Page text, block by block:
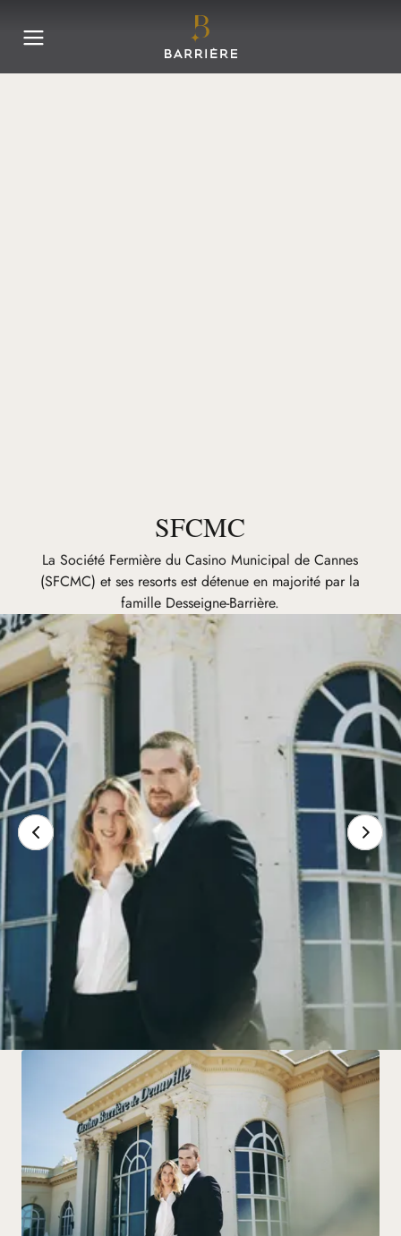
SFCMC
La Société Fermière du Casino Municipal de Cannes
(SFCMC) et ses resorts est détenue en majorité par la
famille Desseigne-Barrière.
Mot de bienvenue
Humain, luxueux, moderne, convivial... Découvrez le
savoir-faire familial du groupe Barrière.
Lire la suite